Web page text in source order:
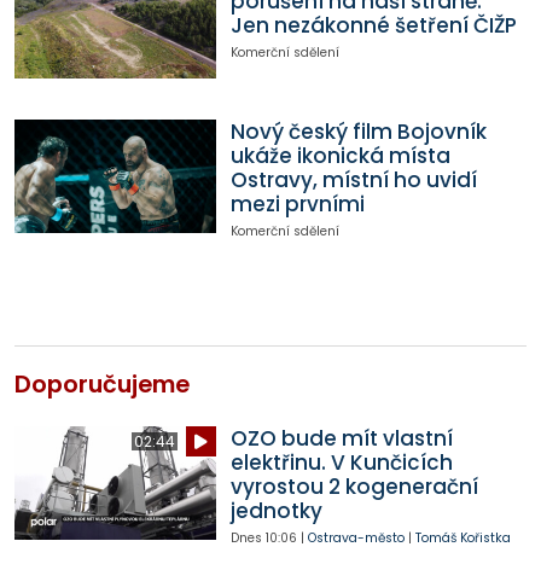
Jen nezákonné šetření ČIŽP
Komerční sdělení
Nový český film Bojovník
ukáže ikonická místa
Ostravy, místní ho uvidí
mezi prvními
Komerční sdělení
Doporučujeme
02:44
OZO bude mít vlastní
elektřinu. V Kunčicích
vyrostou 2 kogenerační
jednotky
Dnes 10:06 | Ostrava-město| Tomáš Kořistka